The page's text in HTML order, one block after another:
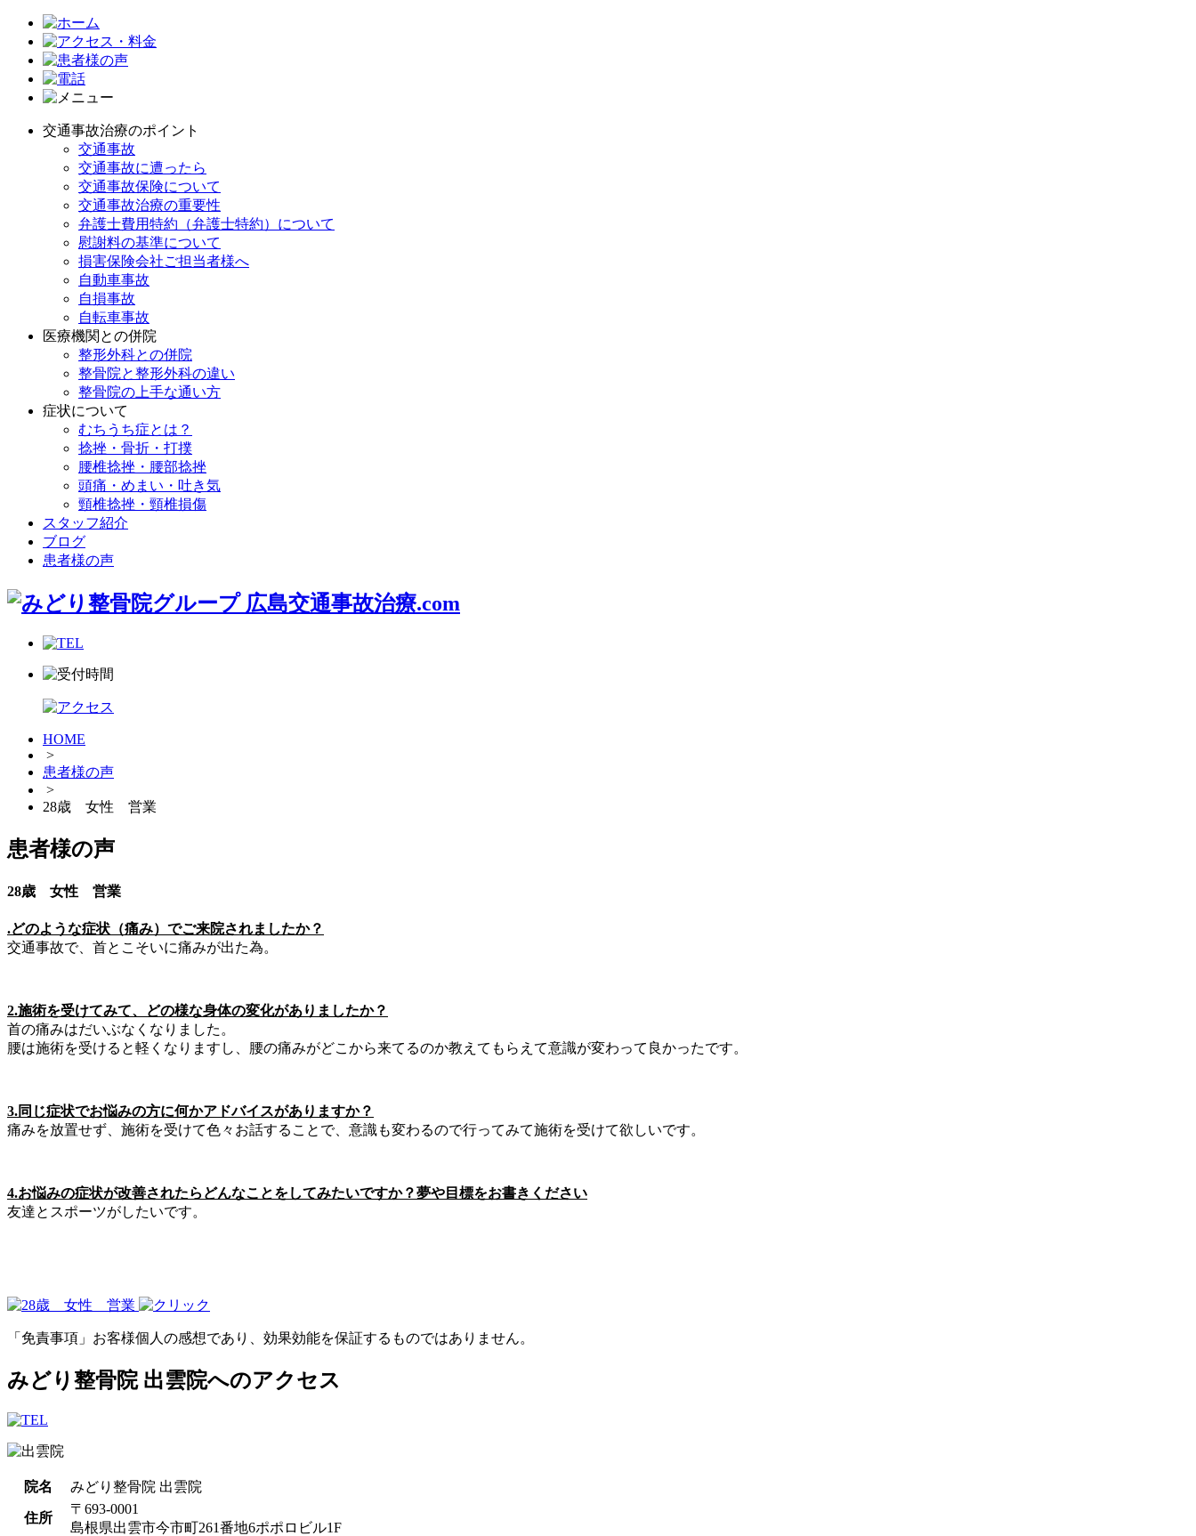
交通事故治療のポイント
交通事故
交通事故に遭ったら
交通事故保険について
交通事故治療の重要性
弁護士費用特約（弁護士特約）について
慰謝料の基準について
損害保険会社ご担当者様へ
自動車事故
自損事故
自転車事故
医療機関との併院
整形外科との併院
整骨院と整形外科の違い
整骨院の上手な通い方
症状について
むちうち症とは？
捻挫・骨折・打撲
腰椎捻挫・腰部捻挫
頭痛・めまい・吐き気
頸椎捻挫・頸椎損傷
スタッフ紹介
ブログ
患者様の声
HOME
>
患者様の声
>
28歳 女性 営業
患者様の声
28歳 女性 営業
.どのような症状（痛み）でご来院されましたか？
交通事故で、首とこそいに痛みが出た為。
2.施術を受けてみて、どの様な身体の変化がありましたか？
首の痛みはだいぶなくなりました。
腰は施術を受けると軽くなりますし、腰の痛みがどこから来てるのか教えてもらえて意識が変わって良かったです。
3.同じ症状でお悩みの方に何かアドバイスがありますか？
痛みを放置せず、施術を受けて色々お話することで、意識も変わるので行ってみて施術を受けて欲しいです。
4.お悩みの症状が改善されたらどんなことをしてみたいですか？夢や目標をお書きください
友達とスポーツがしたいです。
「免責事項」お客様個人の感想であり、効果効能を保証するものではありません。
みどり整骨院 出雲院へのアクセス
院名 みどり整骨院 出雲院
住所
〒693-0001
島根県出雲市今市町261番地6ポポロビル1F